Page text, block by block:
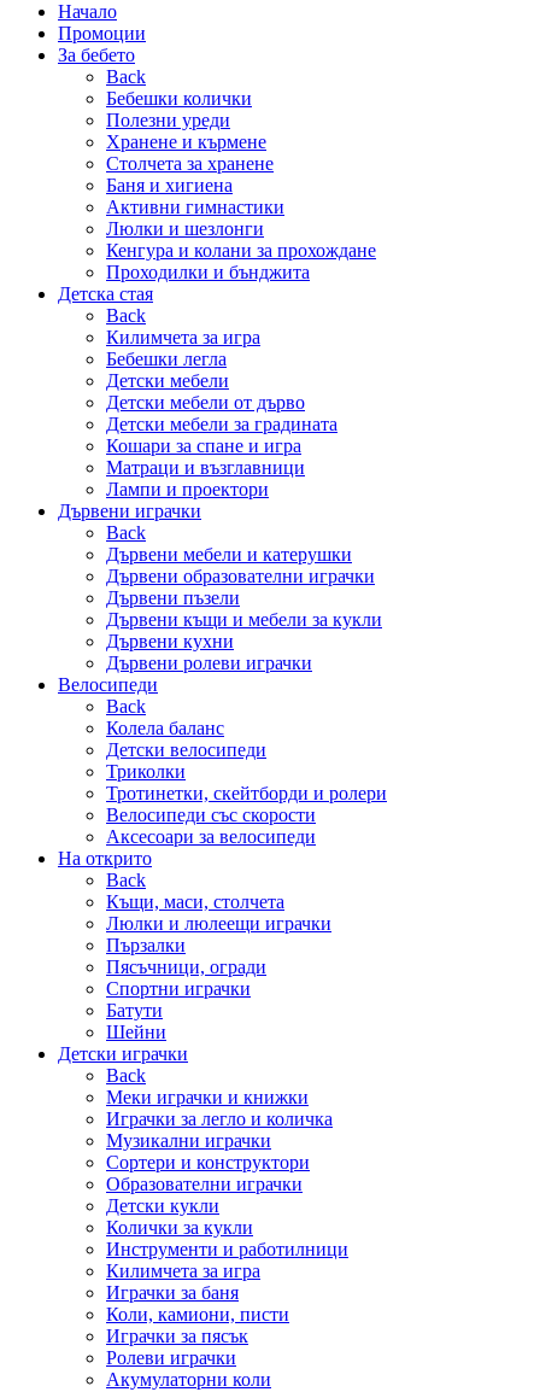
Начало
Промоции
За бебето
Back
Бебешки колички
Полезни уреди
Хранене и кърмене
Столчета за хранене
Баня и хигиена
Активни гимнастики
Люлки и шезлонги
Кенгура и колани за прохождане
Проходилки и бънджита
Детска стая
Back
Килимчета за игра
Бебешки легла
Детски мебели
Детски мебели от дърво
Детски мебели за градината
Кошари за спане и игра
Матраци и възглавници
Лампи и проектори
Дървени играчки
Back
Дървени мебели и катерушки
Дървени образователни играчки
Дървени пъзели
Дървени къщи и мебели за кукли
Дървени кухни
Дървени ролеви играчки
Велосипеди
Back
Колела баланс
Детски велосипеди
Триколки
Тротинетки, скейтборди и ролери
Велосипеди със скорости
Аксесоари за велосипеди
На открито
Back
Къщи, маси, столчета
Люлки и люлеещи играчки
Пързалки
Пясъчници, огради
Спортни играчки
Батути
Шейни
Детски играчки
Back
Меки играчки и книжки
Играчки за легло и количка
Музикални играчки
Сортери и конструктори
Образователни играчки
Детски кукли
Колички за кукли
Инструменти и работилници
Килимчета за игра
Играчки за баня
Коли, камиони, писти
Играчки за пясък
Ролеви играчки
Акумулаторни коли